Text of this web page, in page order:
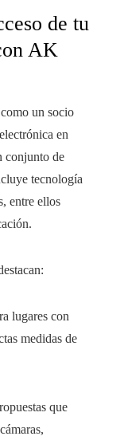
de tu
AK
un socio
en
conjunto de
tecnología
entre ellos
lugares con
medidas de
que